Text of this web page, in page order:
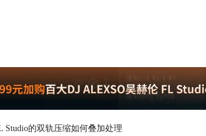
Studio的双轨压缩如何叠加处理